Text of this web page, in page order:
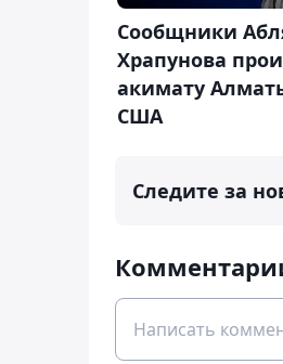
Сообщники
Храпунова
акимату
США
Следите за